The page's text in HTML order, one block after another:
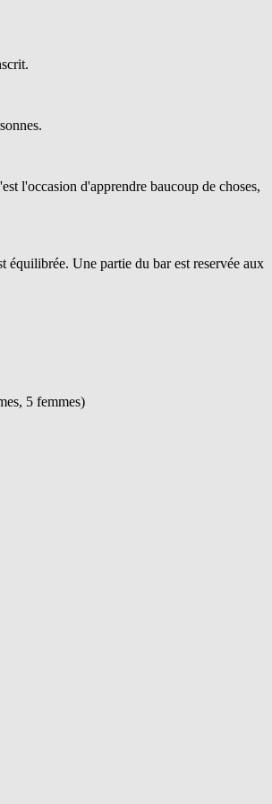
l'occasion d'apprendre baucoup de choses,
équilibrée. Une partie du bar est reservée aux
5 femmes)